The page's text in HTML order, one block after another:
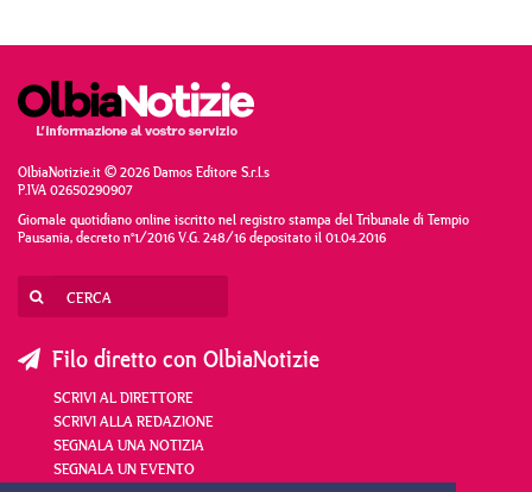
OlbiaNotizie.it © 2026 Damos Editore S.r.l.s
P.IVA 02650290907
Giornale quotidiano online iscritto nel registro stampa del Tribunale di Tempio
Pausania, decreto n°1/2016 V.G. 248/16 depositato il 01.04.2016
Filo diretto con OlbiaNotizie
SCRIVI AL DIRETTORE
SCRIVI ALLA REDAZIONE
SEGNALA UNA NOTIZIA
SEGNALA UN EVENTO